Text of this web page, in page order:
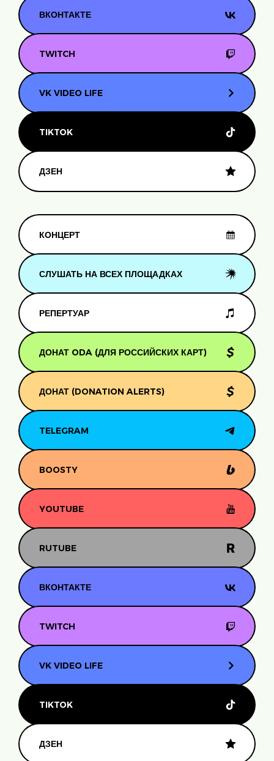
ВКОНТАКТЕ
TWITCH
VK VIDEO LIFE
TIKTOK
ДЗЕН
КОНЦЕРТ
СЛУШАТЬ НА ВСЕХ ПЛОЩАДКАХ
РЕПЕРТУАР
ДОНАТ ODA (ДЛЯ РОССИЙСКИХ КАРТ)
ДОНАТ (DONATION ALERTS)
TELEGRAM
BOOSTY
YOUTUBE
RUTUBE
ВКОНТАКТЕ
TWITCH
VK VIDEO LIFE
TIKTOK
ДЗЕН